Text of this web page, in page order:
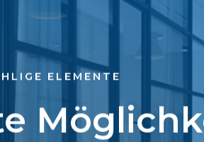
ELEMENTE